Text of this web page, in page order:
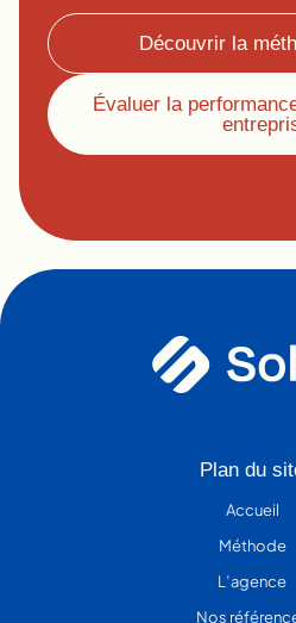
Découvrir la
Évaluer la
Plan du
Accueil
Méthode
L’agence
Nos